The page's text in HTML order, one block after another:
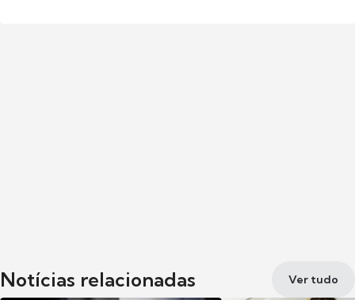
Notícias relacionadas Ver tudo